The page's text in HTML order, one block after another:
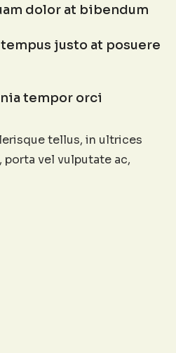
dolor at bibendum
justo at posuere
tempor orci
tellus, in ultrices
porta vel vulputate ac,